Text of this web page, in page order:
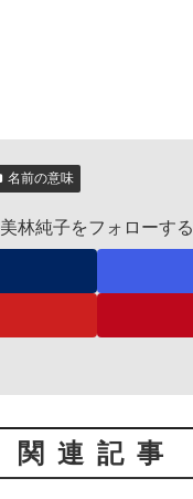
名前の意味
美林純子をフォローする
関連記事